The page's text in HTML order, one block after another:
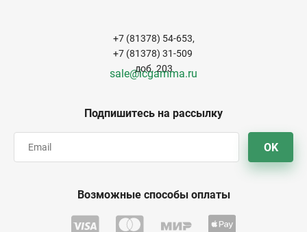
Подпишитесь на рассылку
OK
+7 (81378) 54-653,
+7 (81378) 31-509
доб. 203
sale@icgamma.ru
Возможные способы оплаты